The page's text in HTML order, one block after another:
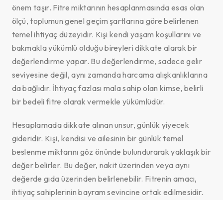
önem taşır. Fitre miktarının hesaplanmasında esas olan
ölçü, toplumun genel geçim şartlarına göre belirlenen
temel ihtiyaç düzeyidir. Kişi kendi yaşam koşullarını ve
bakmakla yükümlü olduğu bireyleri dikkate alarak bir
değerlendirme yapar. Bu değerlendirme, sadece gelir
seviyesine değil, aynı zamanda harcama alışkanlıklarına
da bağlıdır. İhtiyaç fazlası mala sahip olan kimse, belirli
bir bedeli fitre olarak vermekle yükümlüdür.
Hesaplamada dikkate alınan unsur, günlük yiyecek
gideridir. Kişi, kendisi ve ailesinin bir günlük temel
beslenme miktarını göz önünde bulundurarak yaklaşık bir
değer belirler. Bu değer, nakit üzerinden veya aynı
değerde gıda üzerinden belirlenebilir. Fitrenin amacı,
ihtiyaç sahiplerinin bayram sevincine ortak edilmesidir.